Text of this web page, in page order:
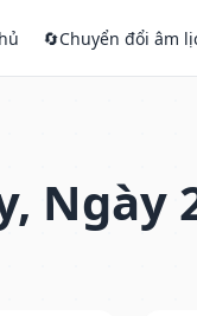
🔄Chuyển đổi âm
Ngày